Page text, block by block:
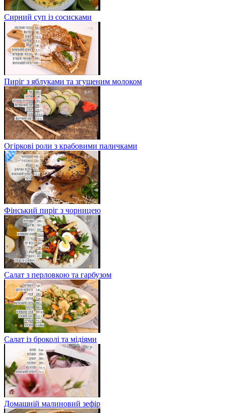
Сирний суп із сосисками
Пиріг з яблуками та згущеним молоком
Огіркові роли з крабовими паличками
Фінський пиріг з чорницею
Салат з перловкою та гарбузом
Салат із броколі та мідіями
Домашній малиновий зефір